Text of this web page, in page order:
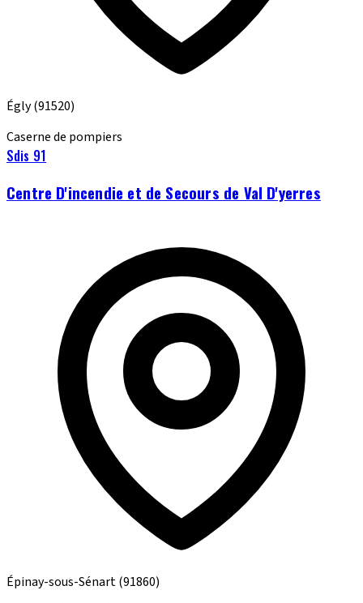
Égly(91520)
Caserne de pompiers
Sdis 91
Centre D'incendie et de Secours de Val D'yerres
Épinay-sous-Sénart(91860)